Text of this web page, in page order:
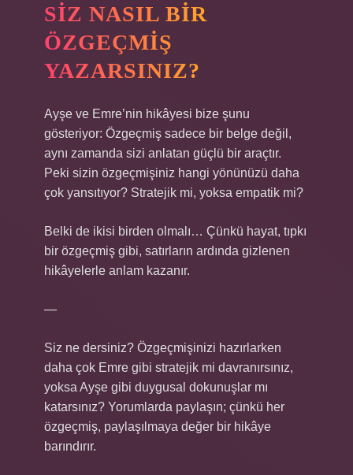
SIZ NASIL BIR
ÖZGEÇMIŞ
YAZARSINIZ?
Ayşe ve Emre’nin hikâyesi bize şunu
gösteriyor: Özgeçmiş sadece bir belge değil,
aynı zamanda sizi anlatan güçlü bir araçtır.
Peki sizin özgeçmişiniz hangi yönünüzü daha
çok yansıtıyor? Stratejik mi, yoksa empatik mi?
Belki de ikisi birden olmalı… Çünkü hayat, tıpkı
bir özgeçmiş gibi, satırların ardında gizlenen
hikâyelerle anlam kazanır.
—
Siz ne dersiniz? Özgeçmişinizi hazırlarken
daha çok Emre gibi stratejik mi davranırsınız,
yoksa Ayşe gibi duygusal dokunuşlar mı
katarsınız? Yorumlarda paylaşın; çünkü her
özgeçmiş, paylaşılmaya değer bir hikâye
barındırır.